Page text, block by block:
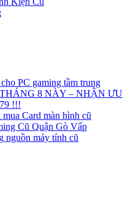
PC gaming tầm trung
8 NÀY – NHẬN ƯU
!!!
Card màn hình cũ
Cũ Quận Gò Vấp
nguồn máy tính cũ